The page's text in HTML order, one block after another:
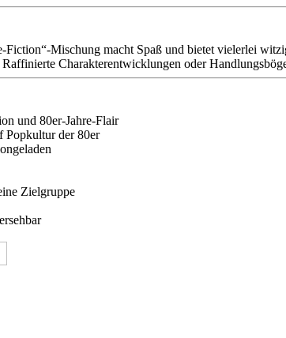
Fiction“-Mischung macht Spaß und bietet vielerlei
Charakterentwicklungen oder
und 80er-Jahre-Flair
Popkultur der 80er
Zielgruppe